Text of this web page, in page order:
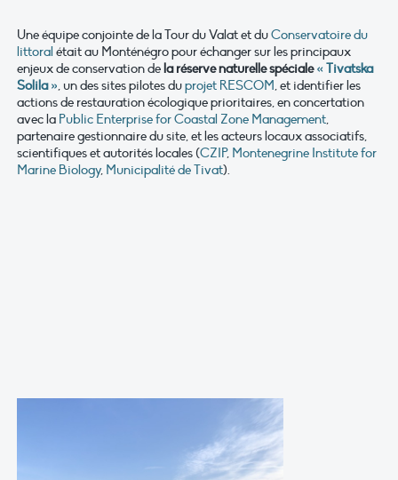
Une équipe conjointe de la Tour du Valat et duConservatoire du
littoral était au Monténégro pour échanger sur les principaux
enjeux de conservation de la réserve naturelle spéciale« Tivatska
Solila », un des sites pilotes duprojet RESCOM, et identifier les
actions de restauration écologique prioritaires, en concertation
avec la Public Enterprise for Coastal Zone Management,
partenaire gestionnaire du site, et les acteurs locaux associatifs,
scientifiques et autorités locales (CZIP, Montenegrine Institute for
Marine Biology, Municipalité de Tivat).